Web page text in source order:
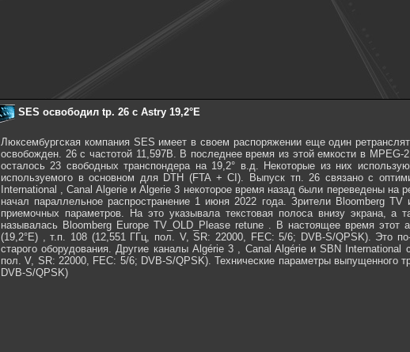
SES освободил tp. 26 с Astry 19,2°E
Люксембургская компания SES имеет в своем распоряжении еще один
освобожден. 26 с частотой 11,597В. В последнее время из этой емкости в
осталось 23 свободных транспондера на 19,2° в.д. Некоторые из них
используемого в основном для DTH (FTA + CI). Выпуск тп. 26 связано с
International , Canal Algerie и Algerie 3 некоторое время назад были переведены
начал параллельное распространение 1 июня 2022 года. Зрители Bloomberg
приемочных параметров. На это указывала текстовая полоса внизу экрана, а
называлась Bloomberg Europe TV_OLD_Please retune . В настоящее время этот
(19,2°E) , т.п. 108 (12,551 ГГц, пол. V, SR: 22000, FEC: 5/6; DVB-S/QPSK). Это
старого оборудования. Другие каналы Algérie 3 , Canal Algérie и SBN
пол. V, SR: 22000, FEC: 5/6; DVB-S/QPSK). Технические параметры выпущенного
DVB-S/QPSK)